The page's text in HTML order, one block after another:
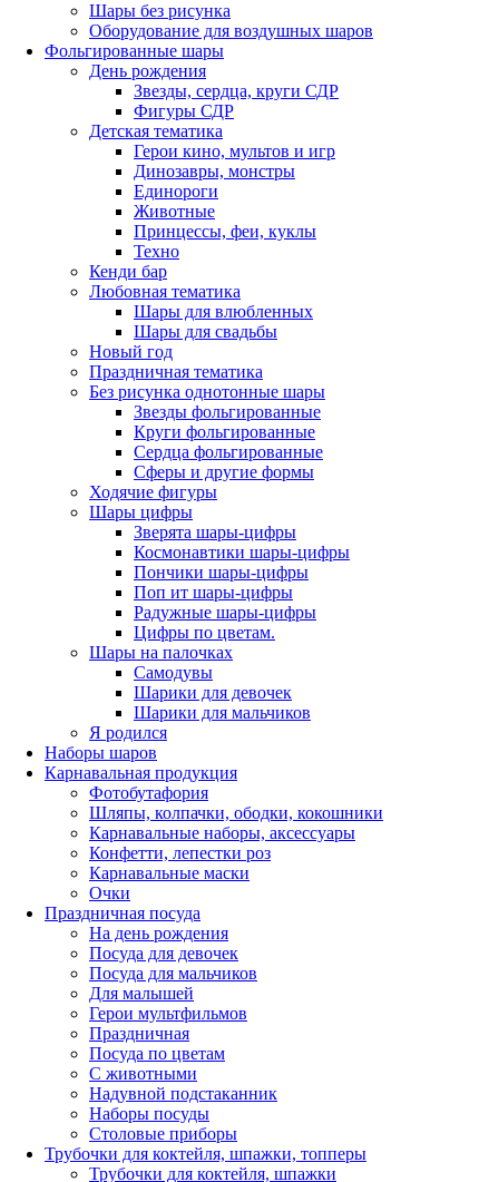
Шары без рисунка
Оборудование для воздушных шаров
Фольгированные шары
День рождения
Звезды, сердца, круги СДР
Фигуры СДР
Детская тематика
Герои кино, мультов и игр
Динозавры, монстры
Единороги
Животные
Принцессы, феи, куклы
Техно
Кенди бар
Любовная тематика
Шары для влюбленных
Шары для свадьбы
Новый год
Праздничная тематика
Без рисунка однотонные шары
Звезды фольгированные
Круги фольгированные
Сердца фольгированные
Сферы и другие формы
Ходячие фигуры
Шары цифры
Зверята шары-цифры
Космонавтики шары-цифры
Пончики шары-цифры
Поп ит шары-цифры
Радужные шары-цифры
Цифры по цветам.
Шары на палочках
Самодувы
Шарики для девочек
Шарики для мальчиков
Я родился
Наборы шаров
Карнавальная продукция
Фотобутафория
Шляпы, колпачки, ободки, кокошники
Карнавальные наборы, аксессуары
Конфетти, лепестки роз
Карнавальные маски
Очки
Праздничная посуда
На день рождения
Посуда для девочек
Посуда для мальчиков
Для малышей
Герои мультфильмов
Праздничная
Посуда по цветам
С животными
Надувной подстаканник
Наборы посуды
Столовые приборы
Трубочки для коктейля, шпажки, топперы
Трубочки для коктейля, шпажки